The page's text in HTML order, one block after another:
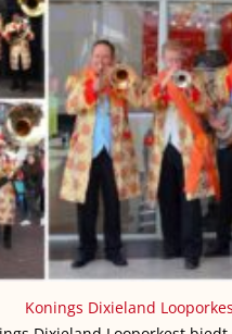
Konings Dixieland